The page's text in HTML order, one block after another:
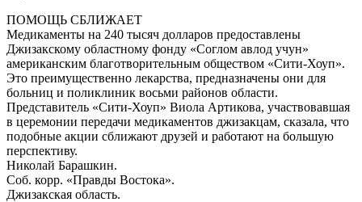
ПОМОЩЬ СБЛИЖАЕТ
Медикаменты на 240 тысяч долларов предоставлены
Джизакскому областному фонду «Соглом авлод учун»
американским благотворительным обществом «Сити-Хоуп».
Это преимущественно лекарства, предназначены они для
больниц и поликлиник восьми районов области.
Представитель «Сити-Хоуп» Виола Артикова, участвовавшая
в церемонии передачи медикаментов джизакцам, сказала, что
подобные акции сближают друзей и работают на большую
перспективу.
Николай Барашкин.
Соб. корр. «Правды Востока».
Джизакская область.